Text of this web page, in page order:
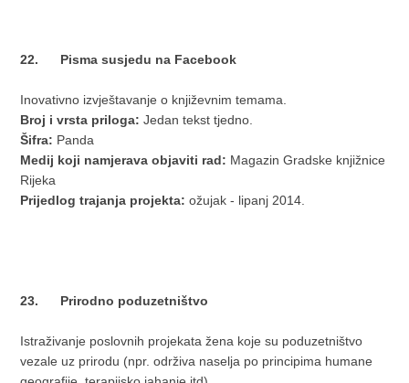
22. Pisma susjedu na Facebook
Inovativno izvještavanje o književnim temama.
Broj i vrsta priloga: Jedan tekst tjedno.
Šifra: Panda
Medij koji namjerava objaviti rad: Magazin Gradske knjižnice
Rijeka
Prijedlog trajanja projekta: ožujak - lipanj 2014.
23. Prirodno poduzetništvo
Istraživanje poslovnih projekata žena koje su poduzetništvo
vezale uz prirodu (npr. održiva naselja po principima humane